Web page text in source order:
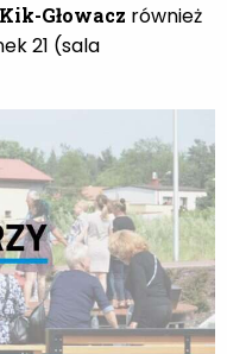
Głowacz również
21 (sala